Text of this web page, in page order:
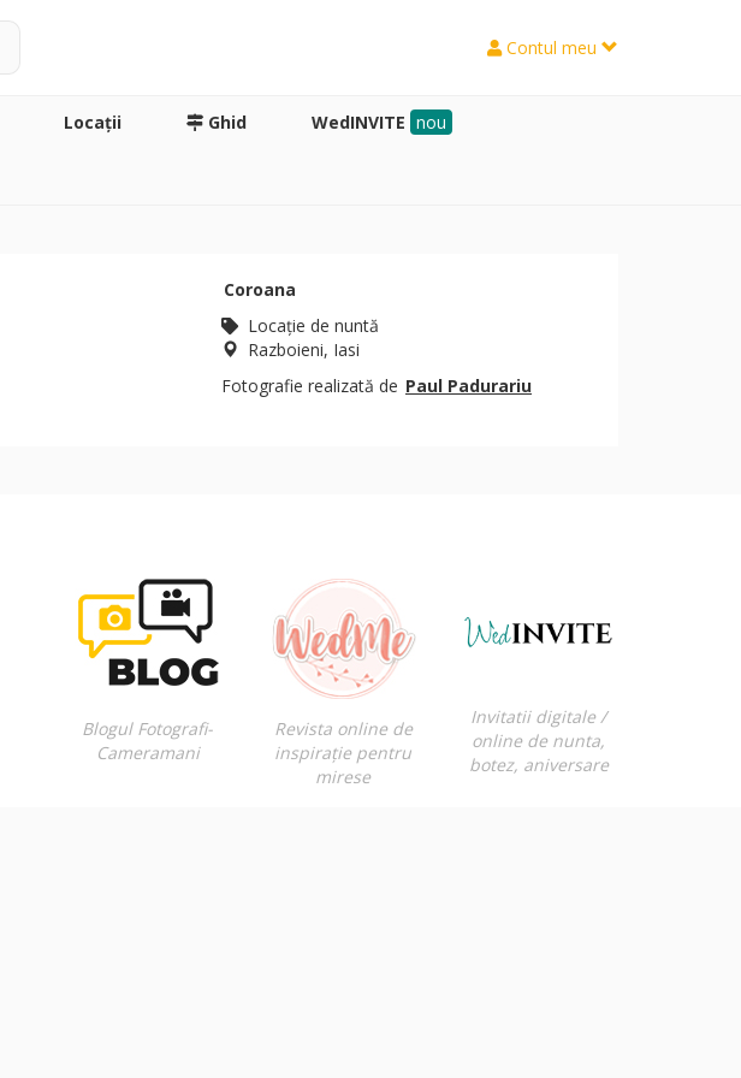
Contul meu
Locaţii Ghid WedINVITE nou
Coroana
Locaţie de nuntă
Razboieni, Iasi
Fotografie realizată de Paul Padurariu
Blogul Fotografi-
Cameramani
Revista online de
inspirație pentru
mirese
Invitatii digitale /
online de nunta,
botez, aniversare